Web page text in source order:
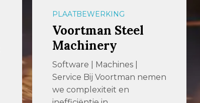
PLAATBEWERKING
Voortman Steel
Machinery
Software | Machines |
Service Bij Voortman nemen
we complexiteit en